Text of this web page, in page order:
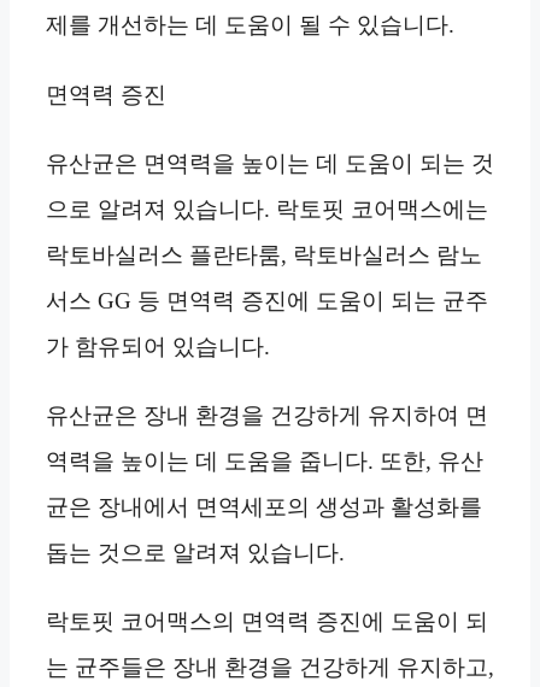
제를 개선하는 데 도움이 될 수 있습니다.
면역력 증진
유산균은 면역력을 높이는 데 도움이 되는 것
으로 알려져 있습니다. 락토핏 코어맥스에는
락토바실러스 플란타룸, 락토바실러스 람노
서스 GG 등 면역력 증진에 도움이 되는 균주
가 함유되어 있습니다.
유산균은 장내 환경을 건강하게 유지하여 면
역력을 높이는 데 도움을 줍니다. 또한, 유산
균은 장내에서 면역세포의 생성과 활성화를
돕는 것으로 알려져 있습니다.
락토핏 코어맥스의 면역력 증진에 도움이 되
는 균주들은 장내 환경을 건강하게 유지하고,